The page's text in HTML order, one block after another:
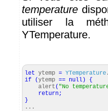
temperature
utiliser la
YTemperature.
let ytemp = YTemperature .
if
(ytemp == null )
{
alert ( "No
return;
}
...